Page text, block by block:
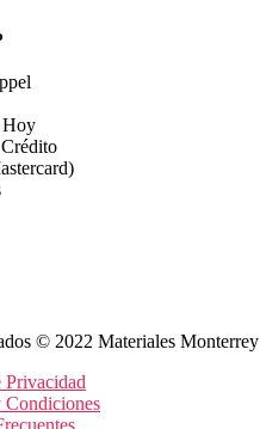
Hoy
© 2022 Materiales Monterrey
Privacidad
Condiciones